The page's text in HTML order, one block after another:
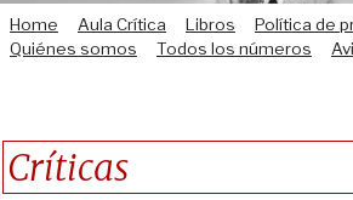
Home Aula Crítica Libros
Política de
Quiénes somos
Todos los números
Críticas